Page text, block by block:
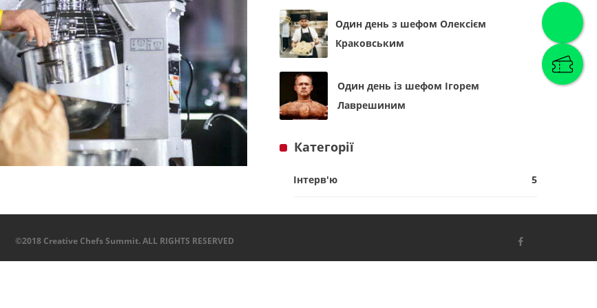
Один день з шефом Олексієм
Краковським
Один день із шефом Ігорем
Лаврешиним
Категорії
Інтерв'ю 5
©2018 Creative Chefs Summit. ALL RIGHTS RESERVED